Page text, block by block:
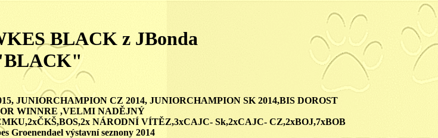
BLACK z JBonda
JUNIORCHAMPION CZ 2014, JUNIORCHAMPION SK 2014,BIS DOROST
WINNRE ,VELMI NADĚJNÝ
NÁRODNÍ VÍTĚZ,3xCAJC- Sk,2xCAJC- CZ,2xBOJ,7xBOB
Groenendael výstavní seznony 2014